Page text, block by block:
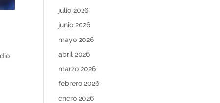
julio 2026
junio 2026
mayo 2026
abril 2026
marzo 2026
febrero 2026
enero 2026